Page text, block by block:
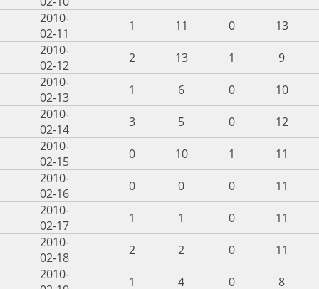
2010-
02-11
1 11 0
13
2010-
02-12
2 13 1
9
2010-
02-13
1 6 0
10
2010-
02-14
3 5 0
12
2010-
02-15
0 10 1
11
2010-
02-16
0 0 0
11
2010-
02-17
1 1 0
11
2010-
02-18
2 2 0
11
2010-
1 4 0
8